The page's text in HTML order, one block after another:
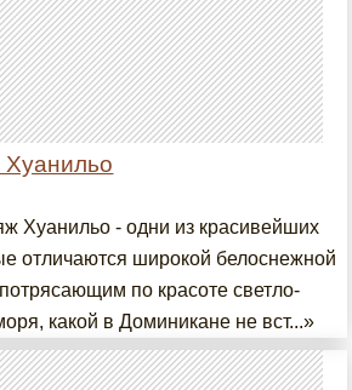
Хуанильо - одни из красивейших
отличаются широкой белоснежной
по красоте светло-
какой в Доминикане не вст...»